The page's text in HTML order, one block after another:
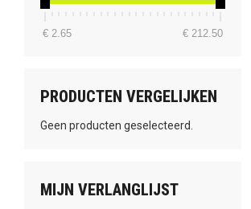
€ 2.65 € 212.50
PRODUCTEN VERGELIJKEN
Geen producten geselecteerd.
MIJN VERLANGLIJST